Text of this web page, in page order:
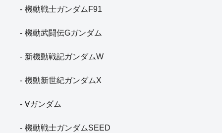
機動戦士ガンダムF91
機動武闘伝Gガンダム
新機動戦記ガンダムW
機動新世紀ガンダムX
∀ガンダム
機動戦士ガンダムSEED